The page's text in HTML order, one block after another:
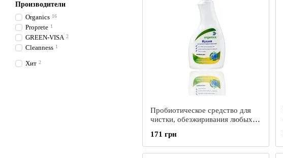
Пробиотическое средство для
чистки, обезжиривания любых
Organics Кухня, 500 мл
171 грн
Производители
Organics 16
Proprete 1
GREEN-VISA 2
Сleanness 1
Хит 2